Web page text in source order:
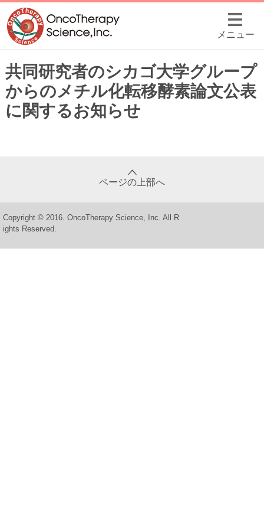
メニュー
共同研究者のシカゴ大学グループ
からのメチル化転移酵素論文公表
に関するお知らせ
ページの上部へ
Copyright © 2016. OncoTherapy Science, Inc. All R
ights Reserved.